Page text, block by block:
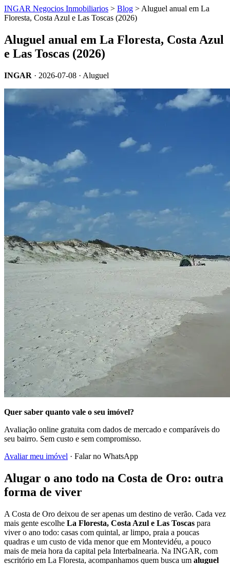
INGAR Negocios Inmobiliarios > Blog > Aluguel anual em La
Floresta, Costa Azul e Las Toscas (2026)
Aluguel anual em La Floresta, Costa Azul
e Las Toscas (2026)
INGAR · 2026-07-08 · Aluguel
Quer saber quanto vale o seu imóvel?
Avaliação online gratuita com dados de mercado e comparáveis do
seu bairro. Sem custo e sem compromisso.
Avaliar meu imóvel · Falar no WhatsApp
Alugar o ano todo na Costa de Oro: outra
forma de viver
A Costa de Oro deixou de ser apenas um destino de verão. Cada vez
mais gente escolhe La Floresta, Costa Azul e Las Toscas para
viver o ano todo: casas com quintal, ar limpo, praia a poucas
quadras e um custo de vida menor que em Montevidéu, a pouco
mais de meia hora da capital pela Interbalnearia. Na INGAR, com
escritório em La Floresta, acompanhamos quem busca um aluguel